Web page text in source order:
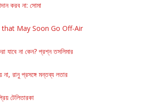
করব না: সোমা
that May Soon Go Off-Air
যাবে না কেন? প্রশ্ন তসলিমার
না, রানু প্রসঙ্গে মন্তব্য লতার
টেলিতারকা